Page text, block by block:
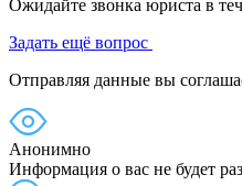
Ожидайте звонка юриста в
Задать ещё вопрос
Отправляя данные вы
Анонимно
Информация о вас не будет